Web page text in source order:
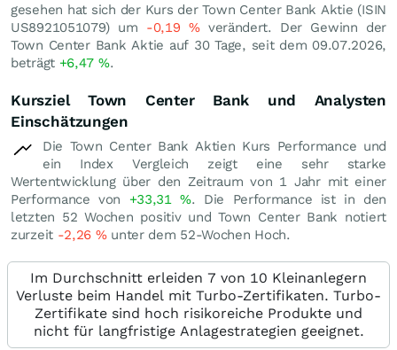
gesehen hat sich der Kurs der Town Center Bank Aktie (ISIN
US8921051079) um -0,19 %verändert. Der Gewinn der
Town Center Bank Aktie auf 30 Tage, seit dem 09.07.2026,
beträgt +6,47 %.
Kursziel Town Center Bank und Analysten
Einschätzungen
Die Town Center Bank Aktien Kurs Performance und
ein Index Vergleich zeigt eine sehr starke
Wertentwicklung über den Zeitraum von 1 Jahr mit einer
Performance von +33,31%. Die Performance ist in den
letzten 52 Wochen positiv und Town Center Bank notiert
zurzeit -2,26 %unter dem 52-Wochen Hoch.
Im Durchschnitt erleiden 7 von 10 Kleinanlegern
Verluste beim Handel mit Turbo-Zertifikaten. Turbo-
Zertifikate sind hoch risikoreiche Produkte und
nicht für langfristige Anlagestrategien geeignet.